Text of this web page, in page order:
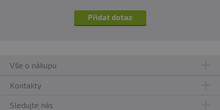
Přidat dotaz
Vše o nákupu
Kontakty
Sledujte nás